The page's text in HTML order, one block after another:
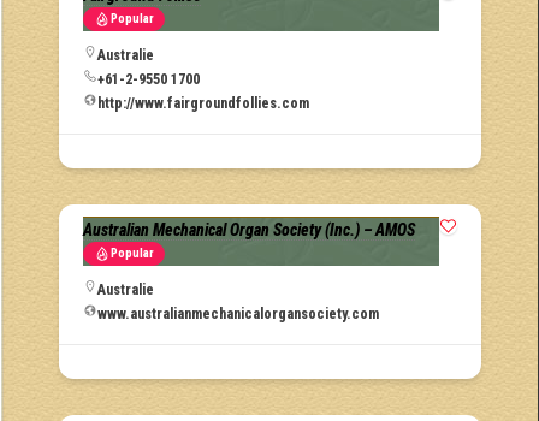
Popular
Australie
+61-2-9550 1700
http://www.fairgroundfollies.com
Australian Mechanical Organ Society (Inc.) – AMOS
Popular
Australie
www.australianmechanicalorgansociety.com